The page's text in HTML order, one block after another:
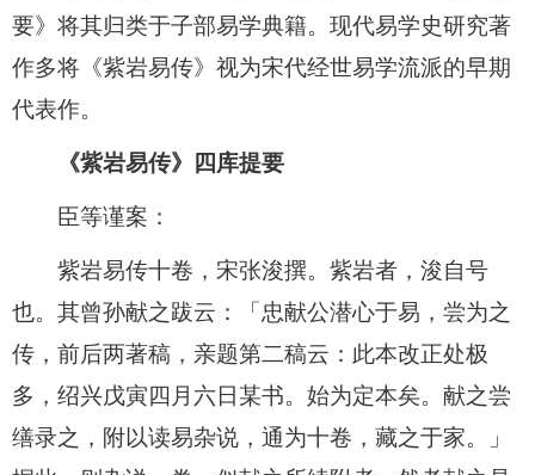
要》将其归类于子部易学典籍。现代易学史研究著
作多将《紫岩易传》视为宋代经世易学流派的早期
代表作。
《紫岩易传》四库提要
臣等谨案：
紫岩易传十卷，宋张浚撰。紫岩者，浚自号
也。其曾孙献之跋云：「忠献公潜心于易，尝为之
传，前后两著稿，亲题第二稿云：此本改正处极
多，绍兴戊寅四月六日某书。始为定本矣。献之尝
缮录之，附以读易杂说，通为十卷，藏之于家。」